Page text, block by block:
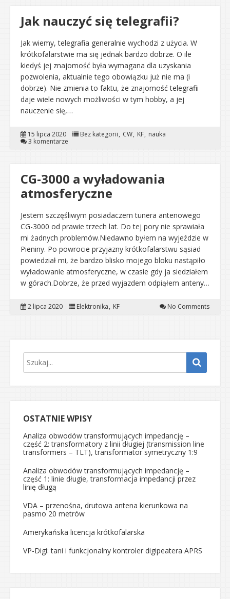
Jak nauczyć się telegrafii?
Jak wiemy, telegrafia generalnie wychodzi z użycia. W
krótkofalarstwie ma się jednak bardzo dobrze. O ile
kiedyś jej znajomość była wymagana dla uzyskania
pozwolenia, aktualnie tego obowiązku już nie ma (i
dobrze). Nie zmienia to faktu, że znajomość telegrafii
daje wiele nowych możliwości w tym hobby, a jej
nauczenie się,…
15 lipca 2020 Bez kategorii CW KF nauka
3 komentarze
CG-3000 a wyładowania
atmosferyczne
Jestem szczęśliwym posiadaczem tunera antenowego
CG-3000 od prawie trzech lat. Do tej pory nie sprawiała
mi żadnych problemów.Niedawno byłem na wyjeździe w
Pieniny. Po powrocie przyjazny krótkofalarstwu sąsiad
powiedział mi, że bardzo blisko mojego bloku nastąpiło
wyładowanie atmosferyczne, w czasie gdy ja siedziałem
w górach.Dobrze, że przed wyjazdem odpiąłem anteny…
2 lipca 2020 Elektronika KF No Comments
OSTATNIE WPISY
Analiza obwodów transformujących impedancję –
część 2: transformatory z linii długiej (transmission line
transformers – TLT), transformator symetryczny 1:9
Analiza obwodów transformujących impedancję –
część 1: linie długie, transformacja impedancji przez
linię długą
VDA – przenośna, drutowa antena kierunkowa na
pasmo 20 metrów
Amerykańska licencja krótkofalarska
VP-Digi: tani i funkcjonalny kontroler digipeatera APRS